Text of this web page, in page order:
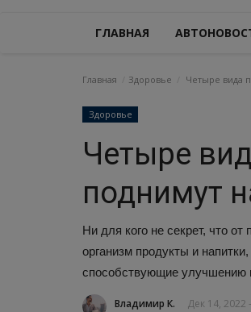
ГЛАВНАЯ
Главная Здоровье Четыре вида
Здоровье
Четыре
поднимут
Ни для кого не секрет, что
организм продукты и
способствующие улучшению
Владимир К. Дек 14, 2022